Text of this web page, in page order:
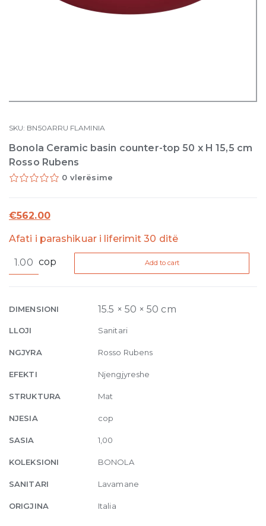
SKU: BN50ARRU FLAMINIA
Bonola Ceramic basin counter-top 50 x H 15,5 cm
Rosso Rubens
0 vlerësime
€562.00
Afati i parashikuar i liferimit 30 ditë
Ceramic
top
x
H
cm
Rosso
quantity
cop Add to cart
DIMENSIONI 15.5 × 50 × 50 cm
LLOJI Sanitari
NGJYRA Rosso Rubens
EFEKTI Njengjyreshe
STRUKTURA Mat
NJESIA cop
SASIA 1,00
KOLEKSIONI BONOLA
SANITARI Lavamane
ORIGJINA Italia